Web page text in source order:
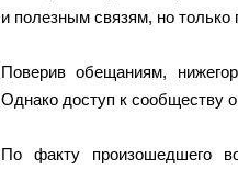
и полезным связям, но только
Поверив обещаниям,
Однако доступ к сообществу
По факту произошедшего